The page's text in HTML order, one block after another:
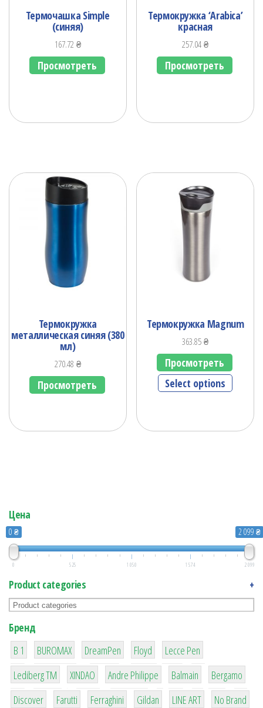
Термочашка Simple
(синяя)
167.72 ₴
Просмотреть
Термокружка ‘Arabicа’
красная
257.04₴
Просмотреть
Термокружка
металлическая синяя (380
мл)
270.48 ₴
Просмотреть
Термокружка Magnum
363.85₴
Просмотреть
Select options
Цена
0 ₴ 2 099 ₴
0 525 1 050 1 574 2 099
Product categories +
Бренд
B 1
1
BUROMAX
1
DreamPen
2
Floyd
2
Lecce Pen
3
Lediberg ТМ
3
XINDAO
1
Andre Philippe
4
Balmain
26
Bergamo
64
Discover
299
Farutti
4
Ferraghini
42
Gildan
4
LINE ART
90
No Brand